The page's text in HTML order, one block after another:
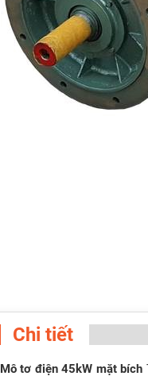
Chi tiết
Mô tơ điện 45kW mặt bích